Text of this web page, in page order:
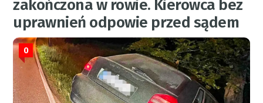
zakończona w rowie. Kierowca bez
uprawnień odpowie przed sądem
0